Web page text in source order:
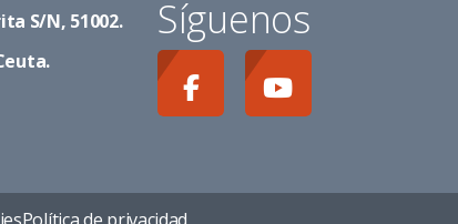
S/N, 51002.
Síguenos
Política de privacidad